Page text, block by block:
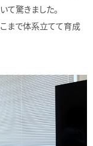
て驚きました。
まで体系立てて育成